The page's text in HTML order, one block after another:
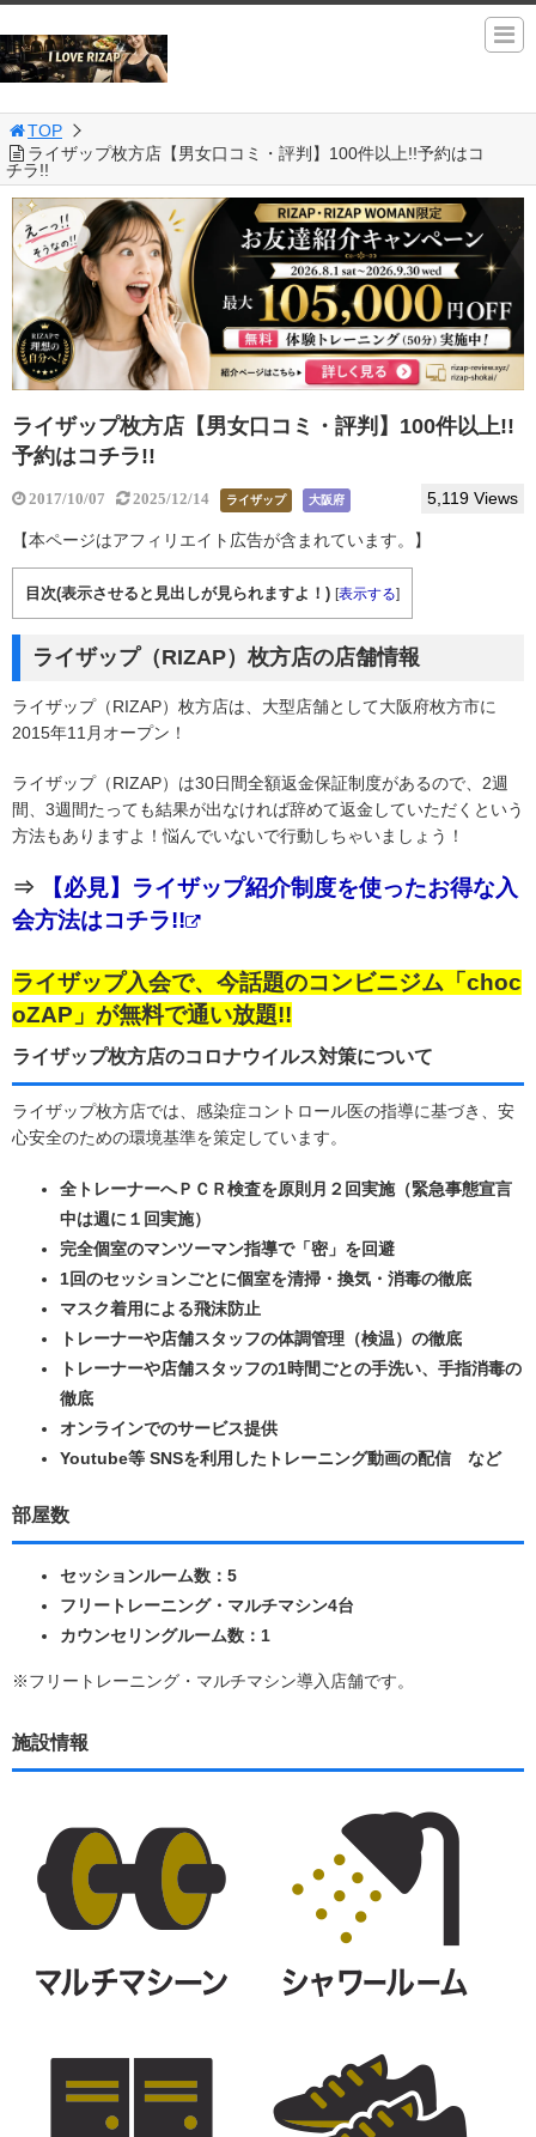
TOP
ライザップ枚方店【男女口コミ・評判】100件以上!!予約はコ
チラ!!
ライザップ枚方店【男女口コミ・評判】100件以上!!
予約はコチラ!!
2017/10/07 2025/12/14 ライザップ 大阪府 5,119 Views
【本ページはアフィリエイト広告が含まれています。】
目次(表示させると見出しが見られますよ！) [表示する]
ライザップ（RIZAP）枚方店の店舗情報
ライザップ（RIZAP）枚方店は、大型店舗として大阪府枚方市に
2015年11月オープン！
ライザップ（RIZAP）は30日間全額返金保証制度があるので、2週
間、3週間たっても結果が出なければ辞めて返金していただくという
方法もありますよ！悩んでいないで行動しちゃいましょう！
⇒
【必見】ライザップ紹介制度を使ったお得な入
会方法はコチラ!!
ライザップ入会で、今話題のコンビニジム「choc
oZAP」が無料で通い放題!!
ライザップ枚方店のコロナウイルス対策について
ライザップ枚方店では、感染症コントロール医の指導に基づき、安
心安全のための環境基準を策定しています。
全トレーナーへＰＣＲ検査を原則月２回実施（緊急事態宣言
中は週に１回実施）
完全個室のマンツーマン指導で「密」を回避
1回のセッションごとに個室を清掃・換気・消毒の徹底
マスク着用による飛沫防止
トレーナーや店舗スタッフの体調管理（検温）の徹底
トレーナーや店舗スタッフの1時間ごとの手洗い、手指消毒の
徹底
オンラインでのサービス提供
Youtube等 SNSを利用したトレーニング動画の配信 など
部屋数
セッションルーム数：5
フリートレーニング・マルチマシン4台
カウンセリングルーム数：1
※フリートレーニング・マルチマシン導入店舗です。
施設情報